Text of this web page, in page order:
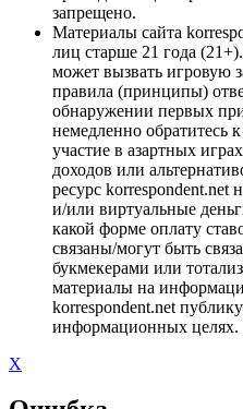
запрещено.
Материалы сайта
лиц старше 21 года
может вызвать игровую
правила (принципы)
обнаружении первых
немедленно обратитесь
участие в азартных
доходов или
ресурс korrespondent.net
и/или виртуальные
какой форме оплату
связаны/могут быть
букмекерами или
материалы на
korrespondent.net
информационных целях.
X